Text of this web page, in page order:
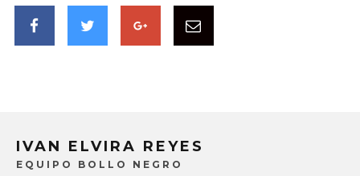
IVAN ELVIRA REYES
EQUIPO BOLLO NEGRO